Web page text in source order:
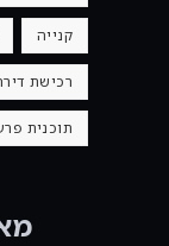
קנייה
רכישת
תוכנית